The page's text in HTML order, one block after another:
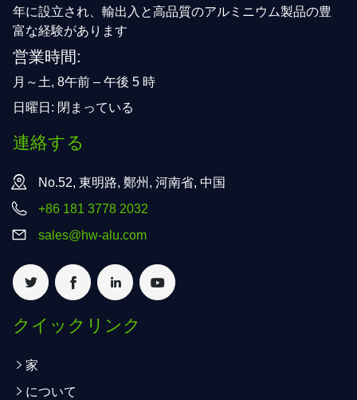
年に設立され、輸出入と高品質のアルミニウム製品の豊
富な経験があります
営業時間:
月～土, 8午前 – 午後 5 時
日曜日: 閉まっている
連絡する
No.52, 東明路, 鄭州, 河南省, 中国
+86 181 3778 2032
sales@hw-alu.com
クイックリンク
家
について